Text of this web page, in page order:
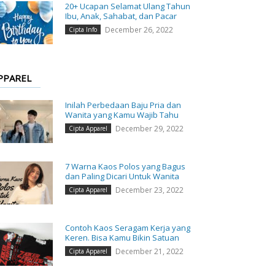
20+ Ucapan Selamat Ulang Tahun
Ibu, Anak, Sahabat, dan Pacar
Cipta Info December 26, 2022
Inilah Perbedaan Baju Pria dan
Wanita yang Kamu Wajib Tahu
Cipta Apparel December 29, 2022
7 Warna Kaos Polos yang Bagus
dan Paling Dicari Untuk Wanita
Cipta Apparel December 23, 2022
Contoh Kaos Seragam Kerja yang
Keren. Bisa Kamu Bikin Satuan
Cipta Apparel December 21, 2022